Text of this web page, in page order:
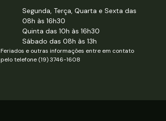
Segunda, Terça, Quarta e Sexta das
08h às 16h30
Quinta das 10h às 16h30
Sábado das 08h às 13h
Feriados e outras informações entre em contato
pelo telefone (19) 3746-1608